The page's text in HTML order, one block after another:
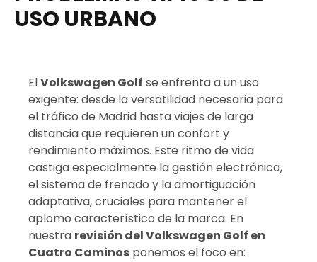
USO URBANO
ElVolkswagen Golf se enfrenta a un uso
exigente: desde la versatilidad necesaria para
el tráfico de Madrid hasta viajes de larga
distancia que requieren un confort y
rendimiento máximos. Este ritmo de vida
castiga especialmente la gestión electrónica,
el sistema de frenado y la amortiguación
adaptativa, cruciales para mantener el
aplomo característico de la marca. En
nuestra revisión del Volkswagen Golf en
Cuatro Caminos ponemos el foco en: